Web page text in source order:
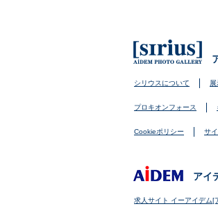
シリウスについて
プロキオンフォース
Cookieポリシー サ
アイ
求人サイト イーアイデム[